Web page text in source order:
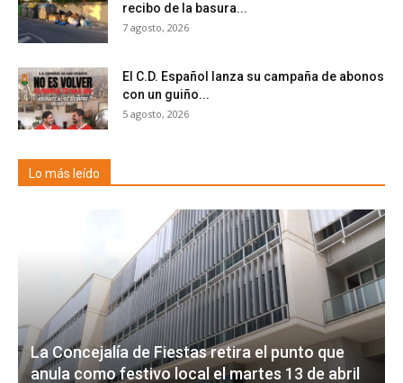
recibo de la basura...
7 agosto, 2026
El C.D. Español lanza su campaña de abonos
con un guiño...
5 agosto, 2026
Lo más leído
La Concejalía de Fiestas retira el punto que
anula como festivo local el martes 13 de abril